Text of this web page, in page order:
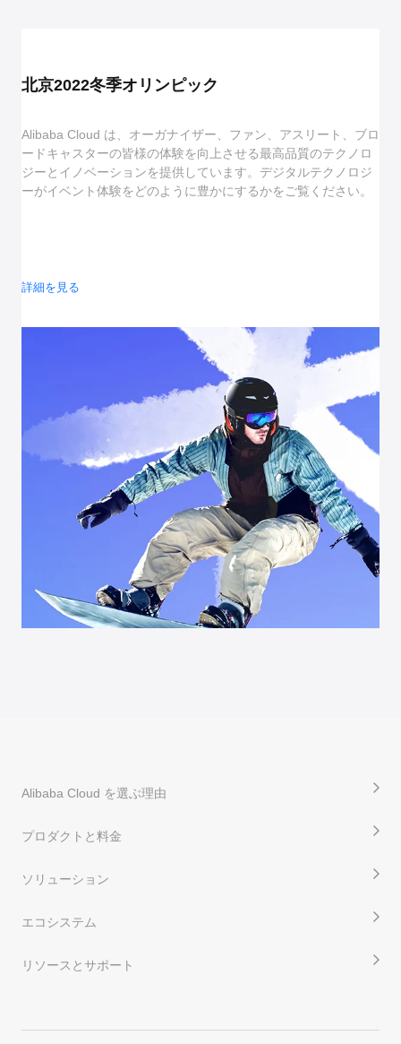
北京2022冬季オリンピック
Alibaba Cloud は、オーガナイザー、ファン、アスリート、ブロ
ードキャスターの皆様の体験を向上させる最高品質のテクノロ
ジーとイノベーションを提供しています。デジタルテクノロジ
ーがイベント体験をどのように豊かにするかをご覧ください。
詳細を見る
Alibaba Cloud を選ぶ理由
プロダクトと料金
ソリューション
エコシステム
リソースとサポート